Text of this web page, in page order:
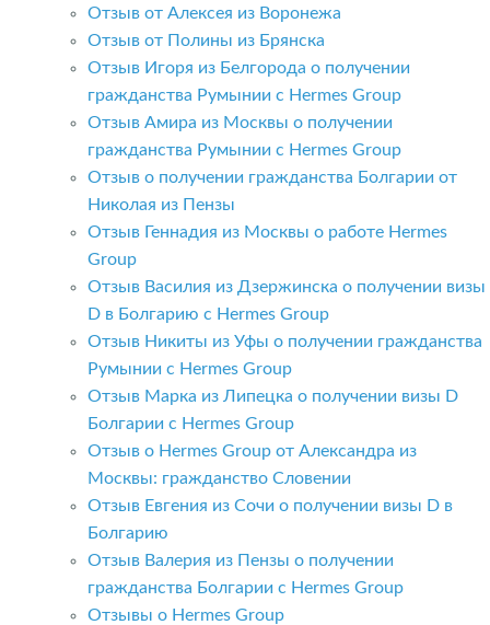
Отзыв от Алексея из Воронежа
Отзыв от Полины из Брянска
Отзыв Игоря из Белгорода о получении
гражданства Румынии с Hermes Group
Отзыв Амира из Москвы о получении
гражданства Румынии с Hermes Group
Отзыв о получении гражданства Болгарии от
Николая из Пензы
Отзыв Геннадия из Москвы о работе Hermes
Group
Отзыв Василия из Дзержинска о получении визы
D в Болгарию с Hermes Group
Отзыв Никиты из Уфы о получении гражданства
Румынии с Hermes Group
Отзыв Марка из Липецка о получении визы D
Болгарии с Hermes Group
Отзыв о Hermes Group от Александра из
Москвы: гражданство Словении
Отзыв Евгения из Сочи о получении визы D в
Болгарию
Отзыв Валерия из Пензы о получении
гражданства Болгарии с Hermes Group
Отзывы о Hermes Group